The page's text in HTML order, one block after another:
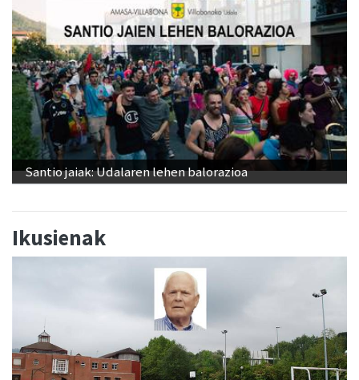
Santio jaiak: Udalaren lehen balorazioa
Ikusienak